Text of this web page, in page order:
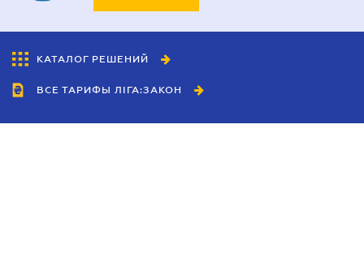
КАТАЛОГ РЕШЕНИЙ
ВСЕ ТАРИФЫ ЛІГА:ЗАКОН